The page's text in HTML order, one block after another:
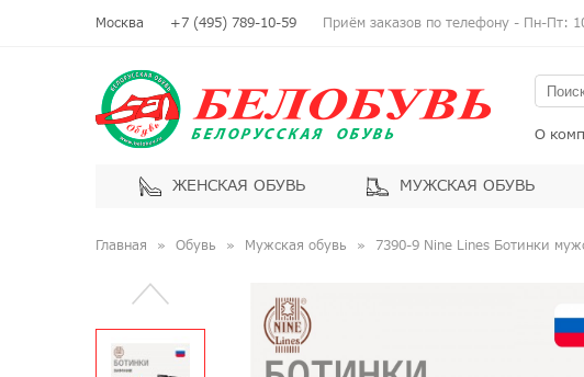
Москва +7 (495) 789-10-59 Приём заказов по телефону - Пн-Пт:
О
ЖЕНСКАЯ ОБУВЬ МУЖСКАЯ ОБУВЬ
Главная Обувь Мужская обувь 7390-9 Nine Lines Ботинки